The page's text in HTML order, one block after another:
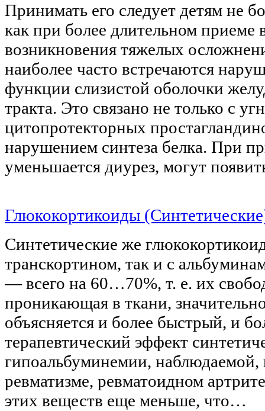
Принимать его следует детям не
как при более длительном приеме
возникновения тяжелых
наиболее часто встречаются
функции слизистой оболочки
тракта. Это связано не только с
цитопротекторных
нарушением синтеза белка. При
уменьшается диурез, могут
Глюкокортикоиды
Синтетические же
транскортином, так и с
— всего на 60…70%, т. е. их
проникающая в ткани,
объясняется и более быстрый, и
терапевтический эффект
гипоальбуминемии,
ревматизме, ревматоидном
этих веществ еще меньше, что…